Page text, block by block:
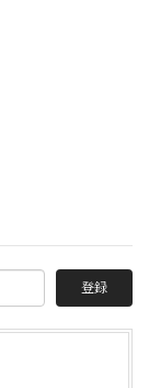
登録